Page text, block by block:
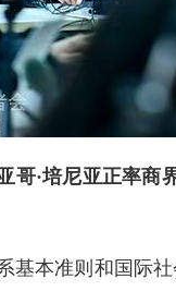
哥·培尼亚正率
基本准则和国际